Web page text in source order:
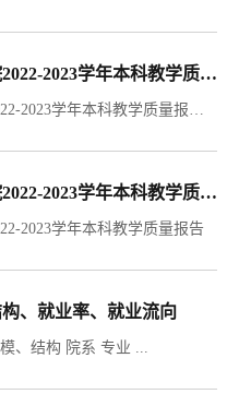
广州应用科技学院2022-2023学年本科教学质量报告支撑数据
广州应用科技学院2022-2023学年本科教学质量报告
2023学年本科教学质量报告
、就业率、就业流向
、结构 院系 专业 ...